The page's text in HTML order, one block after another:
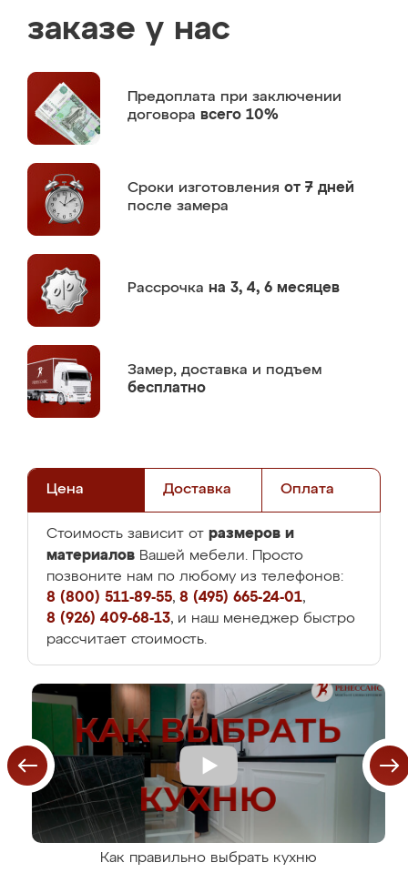
заказе у нас
Предоплата при заключении
договора всего 10%
Сроки изготовления от 7 дней
после замера
Рассрочка на 3, 4, 6 месяцев
Замер, доставка и подъем
бесплатно
Цена Доставка Оплата
Стоимость зависит от размеров и
материалов Вашей мебели. Просто
позвоните нам по любому из телефонов:
8 (800) 511-89-55, 8 (495) 665-24-01,
8 (926) 409-68-13, и наш менеджер быстро
рассчитает стоимость.
Как правильно выбрать кухню